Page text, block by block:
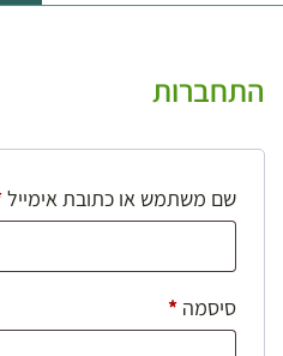
התחברות
שם משתמש או כתובת אימייל
סיסמה*חובה